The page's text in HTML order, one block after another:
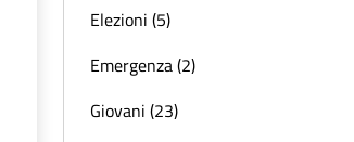
Elezioni (5)
Emergenza (2)
Giovani (23)